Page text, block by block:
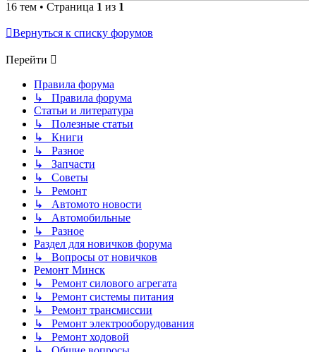
16 тем • Страница 1 из 1
Вернуться к списку форумов
Перейти
Правила форума
↳ Правила форума
Статьи и литература
↳ Полезные статьи
↳ Книги
↳ Разное
↳ Запчасти
↳ Советы
↳ Ремонт
↳ Автомото новости
↳ Автомобильные
↳ Разное
Раздел для новичков форума
↳ Вопросы от новичков
Ремонт Минск
↳ Ремонт силового агрегата
↳ Ремонт системы питания
↳ Ремонт трансмиссии
↳ Ремонт электрооборудования
↳ Ремонт ходовой